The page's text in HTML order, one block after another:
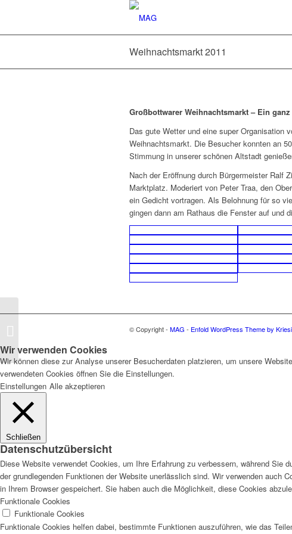
Weihnachtsmarkt 2011
Großbottwarer Weihnachtsmarkt – Ein
Das gute Wetter und eine super Organisation
Weihnachtsmarkt. Die Besucher konnten an
Stimmung in unserer schönen Altstadt
Nach der Eröffnung durch Bürgermeister Ralf
Marktplatz. Moderiert von Peter Traa, den
ein Gedicht vortragen. Als Belohnung für so
gingen dann am Rathaus die Fenster auf und
© Copyright - MAG - Enfold WordPress Theme by Kriesi
Wir verwenden Cookies
Wir können diese zur Analyse unserer Besucherdaten platzieren, um unsere
verwendeten Cookies öffnen Sie die Einstellungen.
Einstellungen Alle akzeptieren
Schließen
Datenschutzübersicht
Diese Website verwendet Cookies, um Ihre Erfahrung zu verbessern, während
der grundlegenden Funktionen der Website unerlässlich sind. Wir verwenden
in Ihrem Browser gespeichert. Sie haben auch die Möglichkeit, diese Cookies
Funktionale Cookies
Funktionale Cookies
Funktionale Cookies helfen dabei, bestimmte Funktionen auszuführen, wie das